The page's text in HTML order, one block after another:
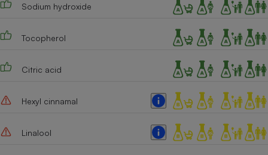
Sodium hydroxide
Tocopherol
Citric acid
Hexyl cinnamal
Linalool